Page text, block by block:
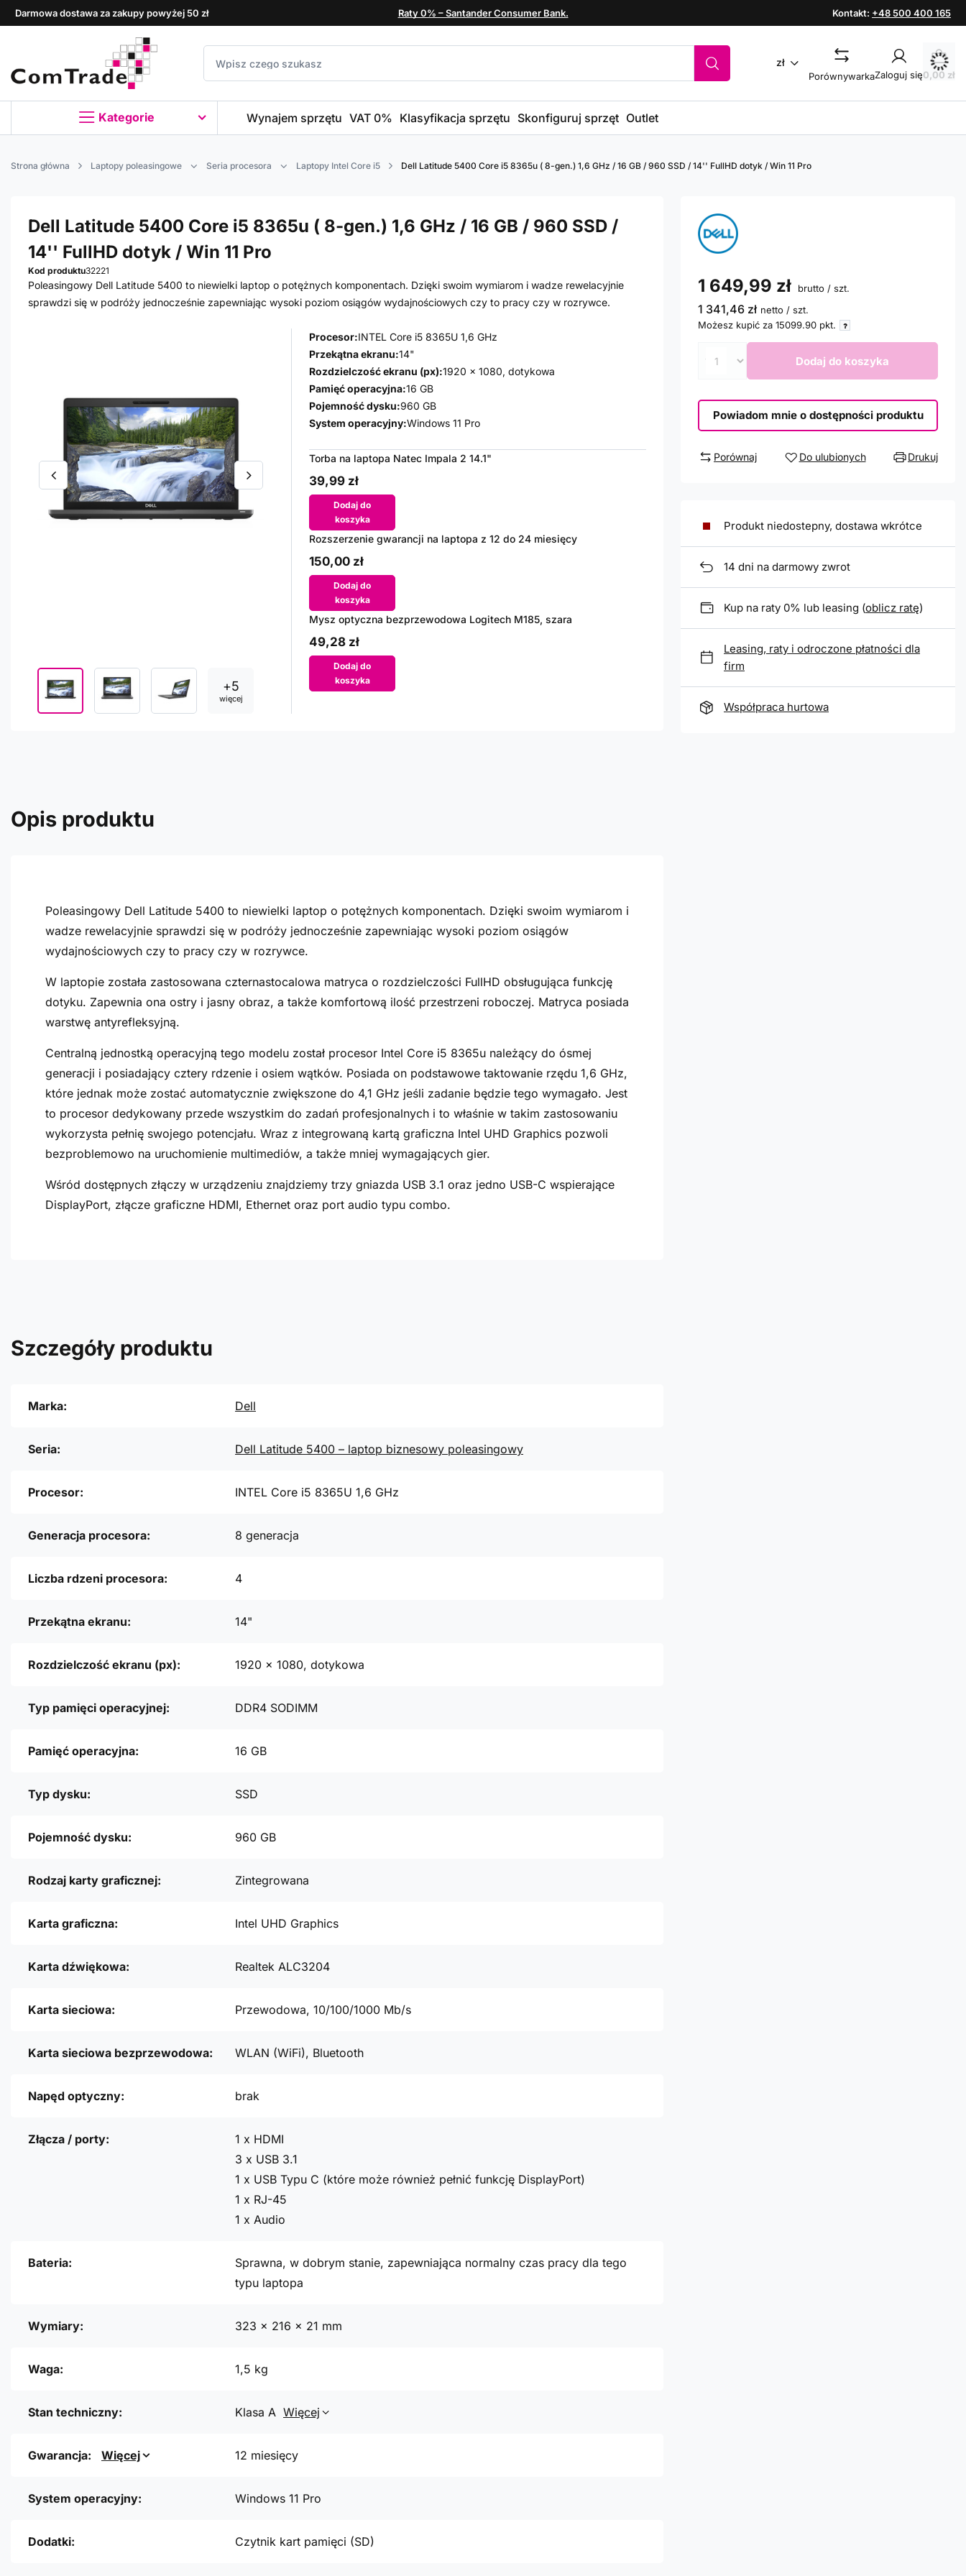
Darmowa dostawa za zakupy powyżej 50 zł Raty 0% – Santander Consumer Bank. Kontakt: +48 500 400 165
zł
PorównywarkaZaloguj się0,00 zł
Kategorie Wynajem sprzętu VAT 0% Klasyfikacja sprzętu Skonfiguruj sprzęt Outlet
Strona główna Laptopy poleasingowe Seria procesora Laptopy Intel Core i5 Dell Latitude 5400 Core i5 8365u ( 8-gen.) 1,6 GHz / 16 GB / 960 SSD / 14'' FullHD dotyk / Win 11 Pro
Dell Latitude 5400 Core i5 8365u ( 8-gen.) 1,6 GHz / 16 GB / 960 SSD /
14'' FullHD dotyk / Win 11 Pro
Kod produktu32221
Poleasingowy Dell Latitude 5400 to niewielki laptop o potężnych komponentach. Dzięki swoim wymiarom i wadze rewelacyjnie
sprawdzi się w podróży jednocześnie zapewniając wysoki poziom osiągów wydajnościowych czy to pracy czy w rozrywce.
+5
więcej
Procesor:INTEL Core i5 8365U 1,6 GHz
Przekątna ekranu:14"
Rozdzielczość ekranu (px):1920 x 1080, dotykowa
Pamięć operacyjna:16 GB
Pojemność dysku:960 GB
System operacyjny:Windows 11 Pro
Torba na laptopa Natec Impala 2 14.1"
39,99 zł
Dodaj do
koszyka
Rozszerzenie gwarancji na laptopa z 12 do 24 miesięcy
150,00 zł
Dodaj do
koszyka
Mysz optyczna bezprzewodowa Logitech M185, szara
49,28 zł
Dodaj do
koszyka
1 649,99 zł brutto / szt.
1 341,46 zł netto / szt.
Możesz kupić za 15099.90 pkt.
Dodaj do koszyka
Powiadom mnie o dostępności produktu
Porównaj Do ulubionych Drukuj
Produkt niedostepny, dostawa wkrótce
14 dni na darmowy zwrot
Kup na raty 0% lub leasing (oblicz ratę)
Leasing, raty i odroczone płatności dla
firm
Współpraca hurtowa
Opis produktu
Poleasingowy Dell Latitude 5400 to niewielki laptop o potężnych komponentach. Dzięki swoim wymiarom i
wadze rewelacyjnie sprawdzi się w podróży jednocześnie zapewniając wysoki poziom osiągów
wydajnościowych czy to pracy czy w rozrywce.
W laptopie została zastosowana czternastocalowa matryca o rozdzielczości FullHD obsługująca funkcję
dotyku. Zapewnia ona ostry i jasny obraz, a także komfortową ilość przestrzeni roboczej. Matryca posiada
warstwę antyrefleksyjną.
Centralną jednostką operacyjną tego modelu został procesor Intel Core i5 8365u należący do ósmej
generacji i posiadający cztery rdzenie i osiem wątków. Posiada on podstawowe taktowanie rzędu 1,6 GHz,
które jednak może zostać automatycznie zwiększone do 4,1 GHz jeśli zadanie będzie tego wymagało. Jest
to procesor dedykowany przede wszystkim do zadań profesjonalnych i to właśnie w takim zastosowaniu
wykorzysta pełnię swojego potencjału. Wraz z integrowaną kartą graficzna Intel UHD Graphics pozwoli
bezproblemowo na uruchomienie multimediów, a także mniej wymagających gier.
Wśród dostępnych złączy w urządzeniu znajdziemy trzy gniazda USB 3.1 oraz jedno USB-C wspierające
DisplayPort, złącze graficzne HDMI, Ethernet oraz port audio typu combo.
Szczegóły produktu
Marka: Dell
Seria: Dell Latitude 5400 – laptop biznesowy poleasingowy
Procesor: INTEL Core i5 8365U 1,6 GHz
Generacja procesora: 8 generacja
Liczba rdzeni procesora: 4
Przekątna ekranu: 14"
Rozdzielczość ekranu (px): 1920 x 1080, dotykowa
Typ pamięci operacyjnej: DDR4 SODIMM
Pamięć operacyjna: 16 GB
Typ dysku: SSD
Pojemność dysku: 960 GB
Rodzaj karty graficznej: Zintegrowana
Karta graficzna: Intel UHD Graphics
Karta dźwiękowa: Realtek ALC3204
Karta sieciowa: Przewodowa, 10/100/1000 Mb/s
Karta sieciowa bezprzewodowa: WLAN (WiFi), Bluetooth
Napęd optyczny: brak
Złącza / porty:
1 x HDMI
3 x USB 3.1
1 x USB Typu C (które może również pełnić funkcję DisplayPort)
1 x RJ-45
1 x Audio
Bateria:
Sprawna, w dobrym stanie, zapewniająca normalny czas pracy dla tego
typu laptopa
Wymiary: 323 x 216 x 21 mm
Waga: 1,5 kg
Stan techniczny: Klasa A Więcej
Gwarancja: Więcej 12 miesięcy
System operacyjny: Windows 11 Pro
Dodatki: Czytnik kart pamięci (SD)